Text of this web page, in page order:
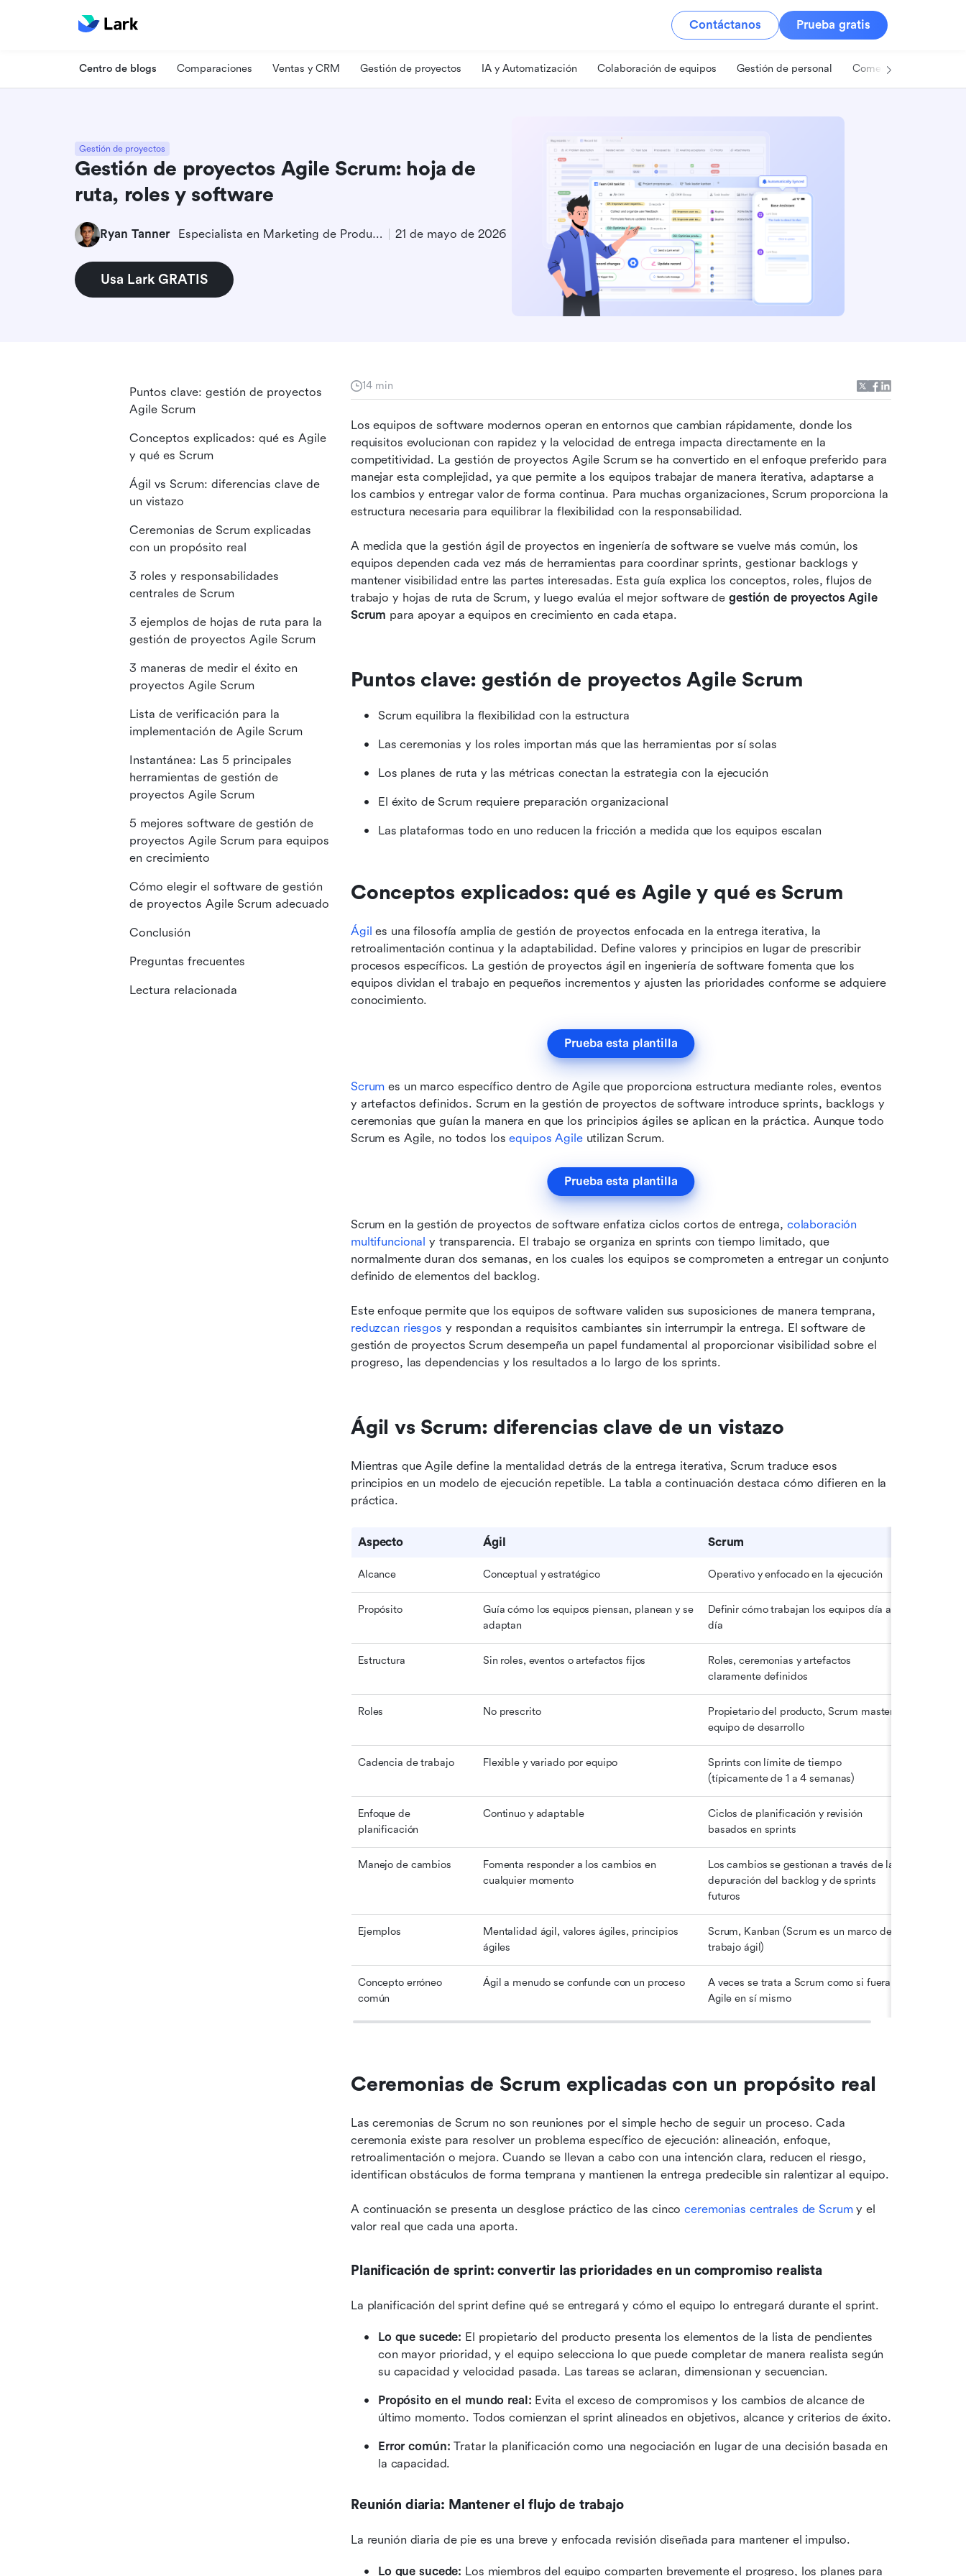
Contáctanos Prueba gratis
Centro de blogs Comparaciones Ventas y CRM Gestión de proyectos IA y Automatización Colaboración de equipos Gestión de personal Comercio minorista
Gestión de proyectos
Gestión de proyectos Agile Scrum: hoja de
ruta, roles y software
Ryan Tanner Especialista en Marketing de Producto 21 de mayo de 2026
Usa Lark GRATIS
14 min
Los equipos de software modernos operan en entornos que cambian rápidamente, donde los
requisitos evolucionan con rapidez y la velocidad de entrega impacta directamente en la
competitividad. La gestión de proyectos Agile Scrum se ha convertido en el enfoque preferido para
manejar esta complejidad, ya que permite a los equipos trabajar de manera iterativa, adaptarse a
los cambios y entregar valor de forma continua. Para muchas organizaciones, Scrum proporciona la
estructura necesaria para equilibrar la flexibilidad con la responsabilidad.
A medida que la gestión ágil de proyectos en ingeniería de software se vuelve más común, los
equipos dependen cada vez más de herramientas para coordinar sprints, gestionar backlogs y
mantener visibilidad entre las partes interesadas. Esta guía explica los conceptos, roles, flujos de
trabajo y hojas de ruta de Scrum, y luego evalúa el mejor software de gestión de proyectos Agile
Scrum para apoyar a equipos en crecimiento en cada etapa.
Puntos clave: gestión de proyectos Agile Scrum
Scrum equilibra la flexibilidad con la estructura
Las ceremonias y los roles importan más que las herramientas por sí solas
Los planes de ruta y las métricas conectan la estrategia con la ejecución
El éxito de Scrum requiere preparación organizacional
Las plataformas todo en uno reducen la fricción a medida que los equipos escalan
Conceptos explicados: qué es Agile y qué es Scrum
Ágil es una filosofía amplia de gestión de proyectos enfocada en la entrega iterativa, la
retroalimentación continua y la adaptabilidad. Define valores y principios en lugar de prescribir
procesos específicos. La gestión de proyectos ágil en ingeniería de software fomenta que los
equipos dividan el trabajo en pequeños incrementos y ajusten las prioridades conforme se adquiere
conocimiento.
Prueba esta plantilla
Scrum es un marco específico dentro de Agile que proporciona estructura mediante roles, eventos
y artefactos definidos. Scrum en la gestión de proyectos de software introduce sprints, backlogs y
ceremonias que guían la manera en que los principios ágiles se aplican en la práctica. Aunque todo
Scrum es Agile, no todos los equipos Agile utilizan Scrum.
Prueba esta plantilla
Scrum en la gestión de proyectos de software enfatiza ciclos cortos de entrega, colaboración
multifuncional y transparencia. El trabajo se organiza en sprints con tiempo limitado, que
normalmente duran dos semanas, en los cuales los equipos se comprometen a entregar un conjunto
definido de elementos del backlog.
reduzcan riesgos y respondan a requisitos cambiantes sin interrumpir la entrega. El software de
gestión de proyectos Scrum desempeña un papel fundamental al proporcionar visibilidad sobre el
progreso, las dependencias y los resultados a lo largo de los sprints.
Ágil vs Scrum: diferencias clave de un vistazo
Mientras que Agile define la mentalidad detrás de la entrega iterativa, Scrum traduce esos
principios en un modelo de ejecución repetible. La tabla a continuación destaca cómo difieren en la
práctica.
Aspecto Ágil Scrum
Alcance Conceptual y estratégico Operativo y enfocado en la ejecución
Propósito
Guía cómo los equipos piensan, planean y se
adaptan
Definir cómo trabajan los equipos día a
día
Estructura Sin roles, eventos o artefactos fijos
Roles, ceremonias y artefactos
claramente definidos
Roles No prescrito
Propietario del producto, Scrum master,
equipo de desarrollo
Cadencia de trabajo Flexible y variado por equipo
Sprints con límite de tiempo
(típicamente de 1 a 4 semanas)
Enfoque de
planificación
Continuo y adaptable
Ciclos de planificación y revisión
basados en sprints
Manejo de cambios
Fomenta responder a los cambios en
cualquier momento
Los cambios se gestionan a través de la
depuración del backlog y de sprints
futuros
Ejemplos
Mentalidad ágil, valores ágiles, principios
ágiles
Scrum, Kanban (Scrum es un marco de
trabajo ágil)
Concepto erróneo
común
Ágil a menudo se confunde con un proceso
A veces se trata a Scrum como si fuera
Agile en sí mismo
Ceremonias de Scrum explicadas con un propósito real
Las ceremonias de Scrum no son reuniones por el simple hecho de seguir un proceso. Cada
ceremonia existe para resolver un problema específico de ejecución: alineación, enfoque,
retroalimentación o mejora. Cuando se llevan a cabo con una intención clara, reducen el riesgo,
identifican obstáculos de forma temprana y mantienen la entrega predecible sin ralentizar al equipo.
A continuación se presenta un desglose práctico de las cinco ceremonias centrales de Scrum y el
valor real que cada una aporta.
Planificación de sprint: convertir las prioridades en un compromiso realista
La planificación del sprint define qué se entregará y cómo el equipo lo entregará durante el sprint.
Lo que sucede: El propietario del producto presenta los elementos de la lista de pendientes
con mayor prioridad, y el equipo selecciona lo que puede completar de manera realista según
su capacidad y velocidad pasada. Las tareas se aclaran, dimensionan y secuencian.
Propósito en el mundo real: Evita el exceso de compromisos y los cambios de alcance de
último momento. Todos comienzan el sprint alineados en objetivos, alcance y criterios de éxito.
Error común: Tratar la planificación como una negociación en lugar de una decisión basada en
la capacidad.
Reunión diaria: Mantener el flujo de trabajo
La reunión diaria de pie es una breve y enfocada revisión diseñada para mantener el impulso.
Lo que sucede: Los miembros del equipo comparten brevemente el progreso, los planes para
Puntos clave: gestión de proyectos
Agile Scrum
Conceptos explicados: qué es Agile
y qué es Scrum
Ágil vs Scrum: diferencias clave de
un vistazo
Ceremonias de Scrum explicadas
con un propósito real
3 roles y responsabilidades
centrales de Scrum
3 ejemplos de hojas de ruta para la
gestión de proyectos Agile Scrum
3 maneras de medir el éxito en
proyectos Agile Scrum
Lista de verificación para la
implementación de Agile Scrum
Instantánea: Las 5 principales
herramientas de gestión de
proyectos Agile Scrum
5 mejores software de gestión de
proyectos Agile Scrum para equipos
en crecimiento
Cómo elegir el software de gestión
de proyectos Agile Scrum adecuado
Conclusión
Preguntas frecuentes
Lectura relacionada